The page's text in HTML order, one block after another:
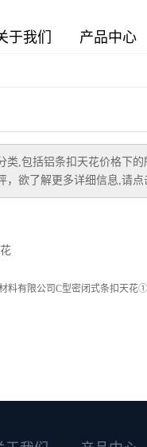
于我们 产品中心
类,包括铝条扣天花价格下的
，欲了解更多详细信息,请点
料有限公司C型密闭式条扣天